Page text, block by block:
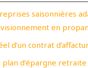
saisonnières
en
d’un contrat
d’épargne